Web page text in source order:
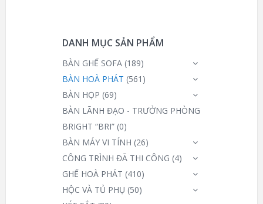
DANH MỤC SẢN PHẨM
BÀN GHẾ SOFA (189)
BÀN HOÀ PHÁT (561)
BÀN HỌP (69)
BÀN LÃNH ĐẠO - TRƯỞNG PHÒNG
BRIGHT “BRI” (0)
BÀN MÁY VI TÍNH (26)
CÔNG TRÌNH ĐÃ THI CÔNG (4)
GHẾ HOÀ PHÁT (410)
HỘC VÀ TỦ PHỤ (50)